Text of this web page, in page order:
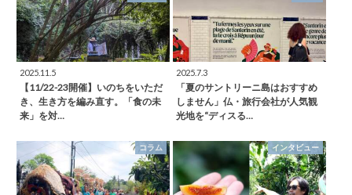
2025.11.5
【11/22-23開催】いのちをいただ
き、生き方を編み直す。「食の未
来」を対…
2025.7.3
「夏のサントリーニ島はおすすめ
しません」仏・旅行会社が人気観
光地を“ディスる…
コラム インタビュー